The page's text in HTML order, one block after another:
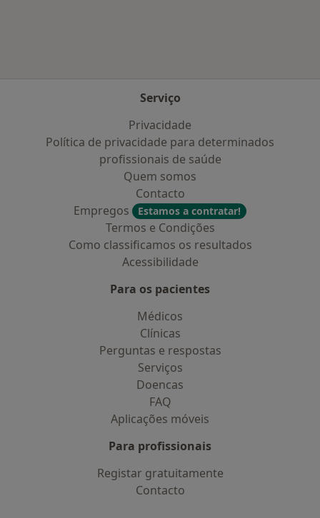
Serviço
Privacidade
Política de privacidade para determinados
profissionais de saúde
Quem somos
Contacto
Empregos
Estamos a contratar!
Termos e Condições
Como classificamos os resultados
Acessibilidade
Para os pacientes
Médicos
Clínicas
Perguntas e respostas
Serviços
Doencas
FAQ
Aplicações móveis
Para profissionais
Registar gratuitamente
Contacto